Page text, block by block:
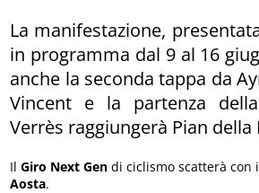
La manifestazione,
in programma dal 9 al 16
anche la seconda tappa da
Vincent e la partenza
Verrès raggiungerà Pian della
IlGiro Next Gen di ciclismo scatterà con
Aosta.